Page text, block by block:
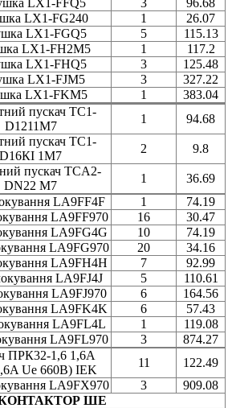
LX1-FG240 1
26.07
LX1-FGQ5 5
115.13
LX1-FH2M5 1
117.2
LX1-FHQ5 3
125.48
LX1-FJM5 3
327.22
LX1-FKM5 1
383.04
пускач TC1-
D1211M7
1 94.68
пускач TC1-
D16КI 1M7
2 9.8
пускач TCA2-
DN22 M7
1
36.69
LA9FF4F 1
74.19
LA9FF970 16
30.47
LA9FG4G 10
74.19
LA9FG970 20
34.16
LA9FH4H 7
92.99
LA9FJ4J 5
110.61
LA9FJ970 6
164.56
LA9FK4K 6
57.43
LA9FL4L 1
119.08
LA9FL970 3
874.27
ПРК32-1,6 1,6A
Ue 660В) IEK
11
122.49
LA9FX970 3
909.08
ШЕ